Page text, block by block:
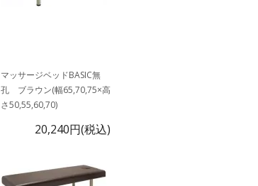
マッサージベッドBASIC無
孔 ブラウン(幅65,70,75×高
さ50,55,60,70)
20,240円(税込)